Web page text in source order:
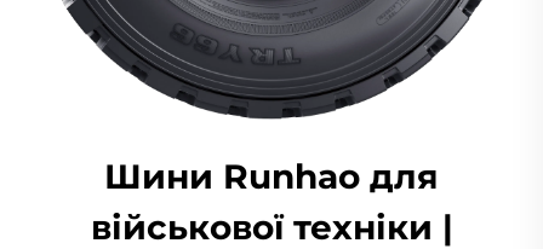
Шини Runhao для
військової техніки |